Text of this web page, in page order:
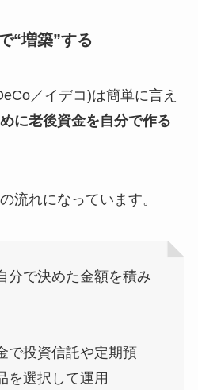
“増築”する
／イデコ)は簡単に言え
に老後資金を自分で作る
流れになっています。
分で決めた金額を積み
で投資信託や定期預
を選択して運用